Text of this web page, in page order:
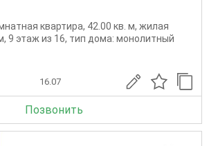
квартира, 42.00 кв. м, жилая
9 этаж из 16, тип дома: монолитный
16.07
Позвонить